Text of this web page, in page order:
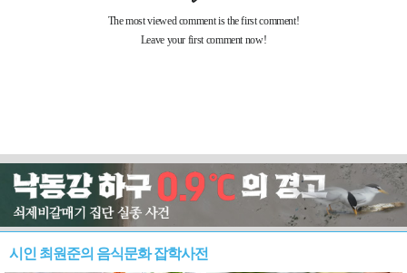
시인 최원준의 음식문화 잡학사전